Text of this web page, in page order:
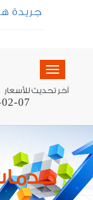
جريدة
آخر تحديث للأسعار
07